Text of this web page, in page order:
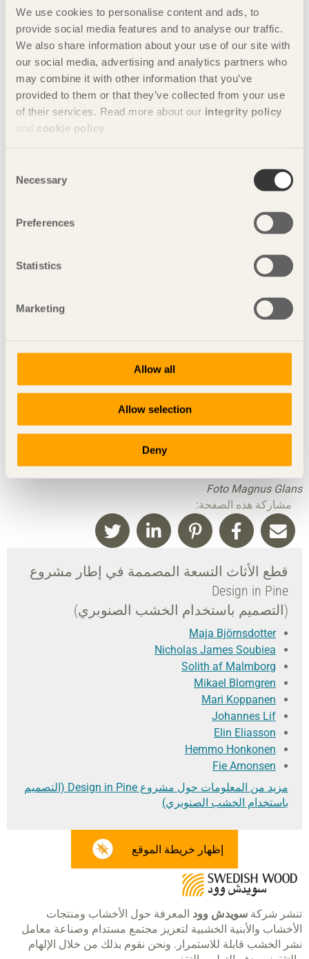
We use cookies to personalise content and ads, to
provide social media features and to analyse our traffic.
We also share information about your use of our site with
our social media, advertising and analytics partners who
may combine it with other information that you’ve
provided to them or that they’ve collected from your use
of their services. Read more about our integrity policy
and cookie policy
Selection
Necessary
Preferences
Statistics
Marketing
Allow all
Allow selection
Deny
Foto Magnus Glans
مشاركة هذه الصفحة:
قطع الأثاث التسعة المصممة في إطار مشروع
Design in Pine
(التصميم باستخدام الخشب الصنوبري)
Maja Björnsdotter
Nicholas James Soubiea
Solith af Malmborg
Mikael Blomgren
Mari Koppanen
Johannes Lif
Elin Eliasson
Hemmo Honkonen
Fie Amonsen
مزيد من المعلومات حول مشروع Design in Pine (التصميم
باستخدام الخشب الصنوبري)
إظهار خريطة الموقع
تنشر شركة سويدش وود المعرفة حول الأخشاب ومنتجات
الأخشاب والأبنية الخشبية لتعزيز مجتمع مستدام وصناعة معامل
نشر الخشب قابلة للاستمرار. ونحن نقوم بذلك من خلال الإلهام